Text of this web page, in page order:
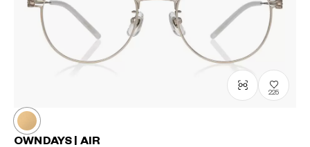
225
OWNDAYS | AIR